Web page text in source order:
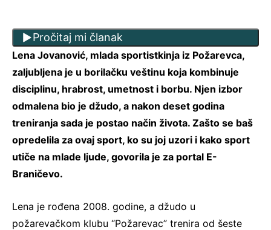
Pročitaj mi članak
Lena Jovanović, mlada sportistkinja iz Požarevca,
zaljubljena je u borilačku veštinu koja kombinuje
disciplinu, hrabrost, umetnost i borbu. Njen izbor
odmalena bio je džudo, a nakon deset godina
treniranja sada je postao način života. Zašto se baš
opredelila za ovaj sport, ko su joj uzori i kako sport
utiče na mlade ljude, govorila je za portal E-
Braničevo.
Lena je rođena 2008. godine, a džudo u
požarevačkom klubu “Požarevac” trenira od šeste